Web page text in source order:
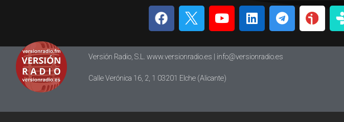
Versión Radio, S.L. www.versionradio.es | info@versionradio.es
Calle Verónica 16, 2, 1 03201 Elche (Alicante)